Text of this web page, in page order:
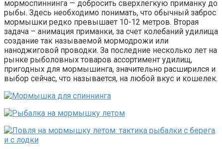
мормоспиннинга — добросить сверхлегкую приманку до
рыбы. Здесь необходимо понимать, что обычный заброс
мормышки редко превышает 10-12 метров. Вторая
задача – анимация приманки, за счет колебаний удилища
создание так называемой мормодрожи или
наноджиговой проводки. За последние несколько лет на
рынке рыболовных товаров ассортимент удилищ,
пригодных для мормышинга, значительно расширился и
выбор сейчас, что называется, на любой вкус и кошелек.